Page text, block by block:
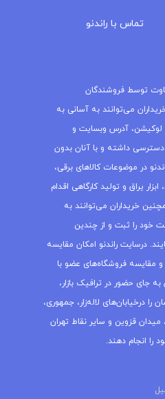
تماس با راندنو
توسط فروشندگان
می‌توانند به آسانی به
آدرس وبسایت و
داشته و با آنان بدون
در موضوعات کالاهای برقی،
یراق و تولید کارگاهی اقدام
خریداران می‌توانند به
خود را ثبت و از چندین
درسایت راندنو امکان مقایسه
و مقایسه فروشگاه‌های عضو با
جای حضور در ترافیک بازار،
را درخیابان‌های لاله‌زار، جمهوری،
قزوین و سایر نقاط تهران
را انجام دهند.